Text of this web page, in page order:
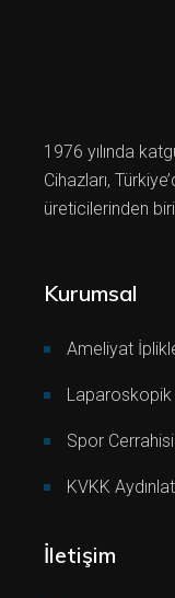
1976 yılında
Cihazları,
üreticilerinden
Kurumsal
Ameliyat
Laparoskopik
Spor Cerrahisi
KVKK
İletişim